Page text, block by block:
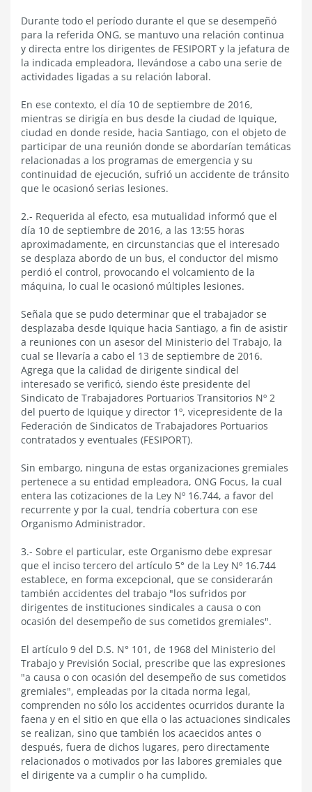
Durante todo el período durante el que se desempeñó
para la referida ONG, se mantuvo una relación continua
y directa entre los dirigentes de FESIPORT y la jefatura de
la indicada empleadora, llevándose a cabo una serie de
actividades ligadas a su relación laboral.
En ese contexto, el día 10 de septiembre de 2016,
mientras se dirigía en bus desde la ciudad de Iquique,
ciudad en donde reside, hacia Santiago, con el objeto de
participar de una reunión donde se abordarían temáticas
relacionadas a los programas de emergencia y su
continuidad de ejecución, sufrió un accidente de tránsito
que le ocasionó serias lesiones.
2.- Requerida al efecto, esa mutualidad informó que el
día 10 de septiembre de 2016, a las 13:55 horas
aproximadamente, en circunstancias que el interesado
se desplaza abordo de un bus, el conductor del mismo
perdió el control, provocando el volcamiento de la
máquina, lo cual le ocasionó múltiples lesiones.
Señala que se pudo determinar que el trabajador se
desplazaba desde Iquique hacia Santiago, a fin de asistir
a reuniones con un asesor del Ministerio del Trabajo, la
cual se llevaría a cabo el 13 de septiembre de 2016.
Agrega que la calidad de dirigente sindical del
interesado se verificó, siendo éste presidente del
Sindicato de Trabajadores Portuarios Transitorios Nº 2
del puerto de Iquique y director 1º, vicepresidente de la
Federación de Sindicatos de Trabajadores Portuarios
contratados y eventuales (FESIPORT).
Sin embargo, ninguna de estas organizaciones gremiales
pertenece a su entidad empleadora, ONG Focus, la cual
entera las cotizaciones de la Ley Nº 16.744, a favor del
recurrente y por la cual, tendría cobertura con ese
Organismo Administrador.
3.- Sobre el particular, este Organismo debe expresar
que el inciso tercero del artículo 5° de la Ley Nº 16.744
establece, en forma excepcional, que se considerarán
también accidentes del trabajo "los sufridos por
dirigentes de instituciones sindicales a causa o con
ocasión del desempeño de sus cometidos gremiales".
El artículo 9 del D.S. N° 101, de 1968 del Ministerio del
Trabajo y Previsión Social, prescribe que las expresiones
"a causa o con ocasión del desempeño de sus cometidos
gremiales", empleadas por la citada norma legal,
comprenden no sólo los accidentes ocurridos durante la
faena y en el sitio en que ella o las actuaciones sindicales
se realizan, sino que también los acaecidos antes o
después, fuera de dichos lugares, pero directamente
relacionados o motivados por las labores gremiales que
el dirigente va a cumplir o ha cumplido.